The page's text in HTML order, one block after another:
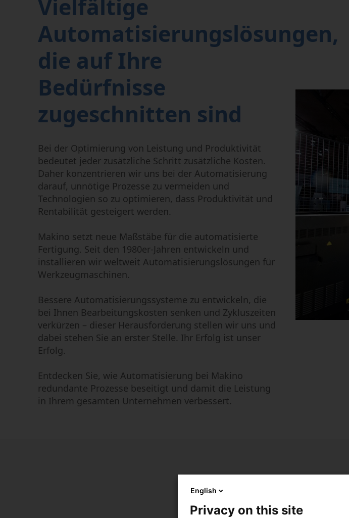
Funkenerosives Bohren
Graphitbearbeitung
Vielfältige
Automatisierungslösungen,
die auf Ihre
Bedürfnisse
zugeschnitten sind
Bei der Optimierung von Leistung und Produktivität
bedeutet jeder zusätzliche Schritt zusätzliche Kosten.
Daher konzentrieren wir uns bei der Automatisierung
darauf, unnötige Prozesse zu vermeiden und
Technologien so zu optimieren, dass Produktivität und
Rentabilität gesteigert werden.
Makino setzt neue Maßstäbe für die automatisierte
Fertigung. Seit den 1980er-Jahren entwickeln und
installieren wir weltweit Automatisierungslösungen für
Werkzeugmaschinen.
Bessere Automatisierungssysteme zu entwickeln, die
bei Ihnen Bearbeitungskosten senken und Zykluszeiten
verkürzen – dieser Herausforderung stellen wir uns und
dabei stehen Sie an erster Stelle. Ihr Erfolg ist unser
Erfolg.
Entdecken Sie, wie Automatisierung bei Makino
redundante Prozesse beseitigt und damit die Leistung
in Ihrem gesamten Unternehmen verbessert.
English
Privacy on this site